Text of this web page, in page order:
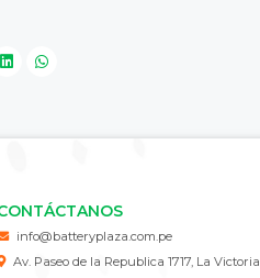
info@batteryplaza.com.pe
Av. Paseo de la Republica 1717, La Victoria